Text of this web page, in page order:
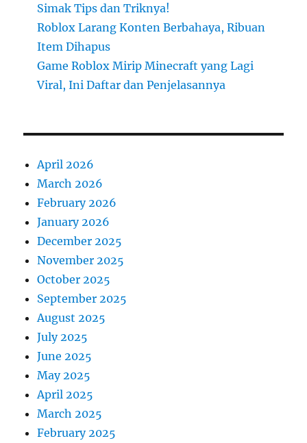
Simak Tips dan Triknya!
Roblox Larang Konten Berbahaya, Ribuan
Item Dihapus
Game Roblox Mirip Minecraft yang Lagi
Viral, Ini Daftar dan Penjelasannya
April 2026
March 2026
February 2026
January 2026
December 2025
November 2025
October 2025
September 2025
August 2025
July 2025
June 2025
May 2025
April 2025
March 2025
February 2025